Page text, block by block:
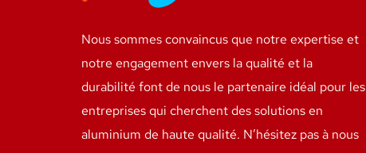
Nous sommes convaincus que notre expertise et
notre engagement envers la qualité et la
durabilité font de nous le partenaire idéal pour les
entreprises qui cherchent des solutions en
aluminium de haute qualité. N’hésitez pas à nous